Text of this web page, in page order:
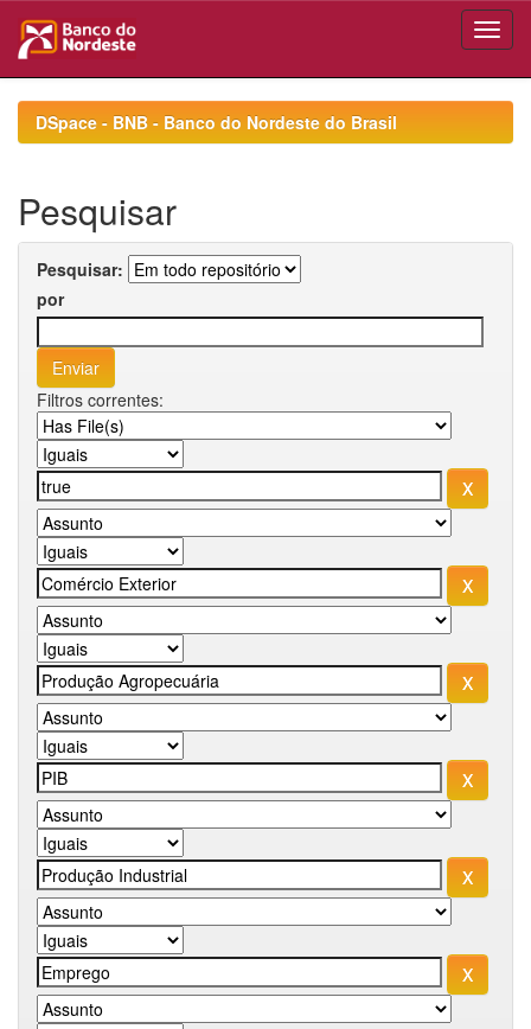
navigationDSpace - BNB - Banco do Nordeste do Brasil
Pesquisar
Pesquisar:
por
Filtros correntes: